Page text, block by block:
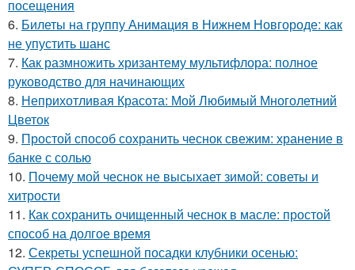
посещения
6. Билеты на группу Анимация в Нижнем Новгороде: как
не упустить шанс
7. Как размножить хризантему мультифлора: полное
руководство для начинающих
8. Неприхотливая Красота: Мой Любимый Многолетний
Цветок
9. Простой способ сохранить чеснок свежим: хранение в
банке с солью
10. Почему мой чеснок не высыхает зимой: советы и
хитрости
11. Как сохранить очищенный чеснок в масле: простой
способ на долгое время
12. Секреты успешной посадки клубники осенью: